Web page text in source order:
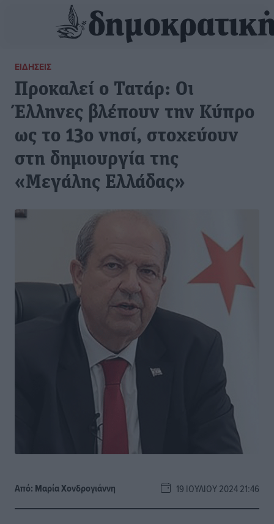
ΕΙΔΉΣΕΙΣ
Προκαλεί ο Τατάρ: Οι
Έλληνες βλέπουν την Κύπρο
ως το 13ο νησί, στοχεύουν
στη δημιουργία της
«Μεγάλης Ελλάδας»
Από: Μαρία Χονδρογιάννη 19 ΙΟΥΛΊΟΥ 2024 21:46